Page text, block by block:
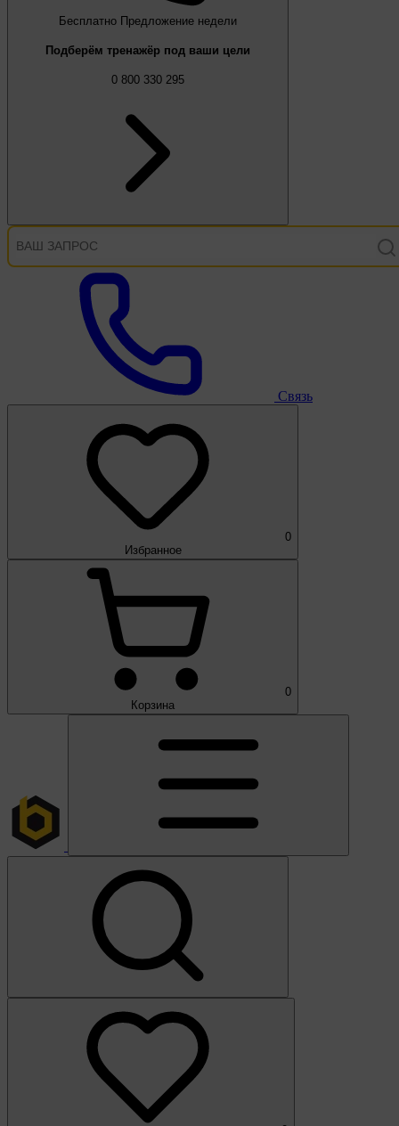
Бесплатно Предложение недели
Подберём тренажёр под ваши цели
0 800 330 295
Связь
0
Избранное
0
Корзина